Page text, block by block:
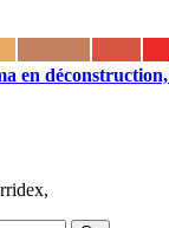
en déconstruction,